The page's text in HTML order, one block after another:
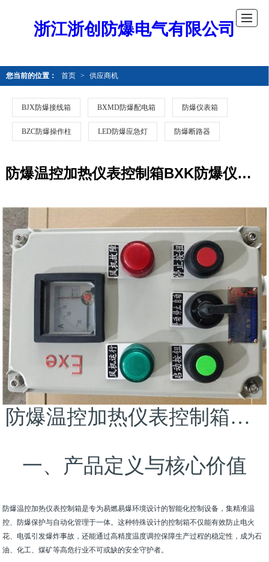
浙江浙创防爆电气有限公司
您当前的位置： 首页 > 供应商机
BJX防爆接线箱 BXMD防爆配电箱 防爆仪表箱
BZC防爆操作柱 LED防爆应急灯 防爆断路器
防爆温控加热仪表控制箱BXK防爆仪表箱
防爆温控加热仪表控制箱BXK防爆仪表箱
一、产品定义与核心价值
防爆温控加热仪表控制箱是专为易燃易爆环境设计的智能化控制设备，集精准温
控、防爆保护与自动化管理于一体。这种特殊设计的控制箱不仅能有效防止电火
花、电弧引发爆炸事故，还能通过高精度温度调控保障生产过程的稳定性，成为石
油、化工、煤矿等高危行业不可或缺的安全守护者。